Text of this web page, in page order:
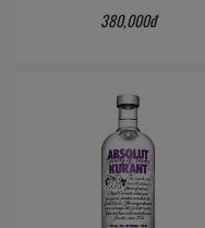
380,000đ